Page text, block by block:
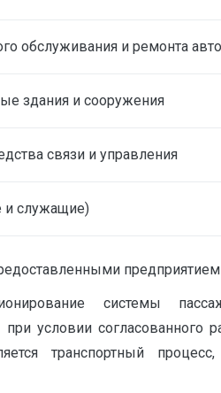
обслуживания и ремонта
здания и сооружения
связи и управления
и служащие)
системы
при условии согласованного
транспортный